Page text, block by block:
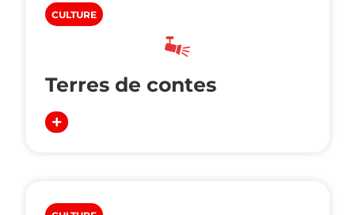
CULTURE
Terres de contes